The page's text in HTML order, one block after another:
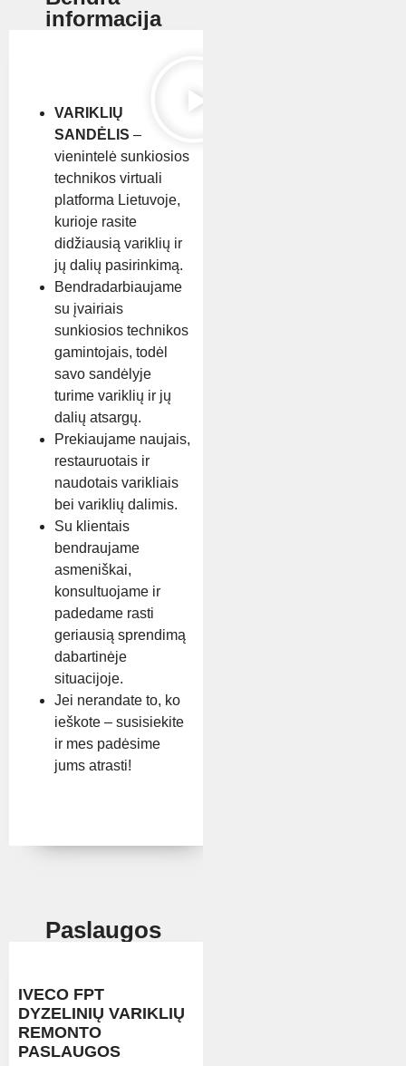
informacija
VARIKLIŲ
SANDĖLIS –
vienintelė sunkiosios
technikos virtuali
platforma Lietuvoje,
kurioje rasite
didžiausią variklių ir
jų dalių pasirinkimą.
Bendradarbiaujame
su įvairiais
sunkiosios technikos
gamintojais, todėl
savo sandėlyje
turime variklių ir jų
dalių atsargų.
Prekiaujame naujais,
restauruotais ir
naudotais varikliais
bei variklių dalimis.
Su klientais
bendraujame
asmeniškai,
konsultuojame ir
padedame rasti
geriausią sprendimą
dabartinėje
situacijoje.
Jei nerandate to, ko
ieškote – susisiekite
ir mes padėsime
jums atrasti!
Paslaugos
IVECO FPT
DYZELINIŲ VARIKLIŲ
REMONTO
PASLAUGOS